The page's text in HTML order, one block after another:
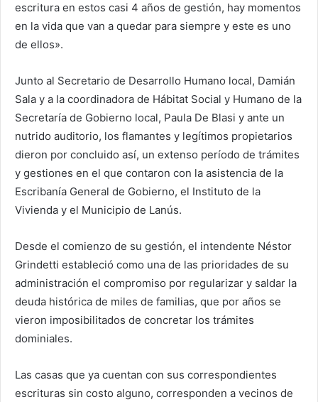
escritura en estos casi 4 años de gestión, hay momentos
en la vida que van a quedar para siempre y este es uno
de ellos».
Junto al Secretario de Desarrollo Humano local, Damián
Sala y a la coordinadora de Hábitat Social y Humano de la
Secretaría de Gobierno local, Paula De Blasi y ante un
nutrido auditorio, los flamantes y legítimos propietarios
dieron por concluido así, un extenso período de trámites
y gestiones en el que contaron con la asistencia de la
Escribanía General de Gobierno, el Instituto de la
Vivienda y el Municipio de Lanús.
Desde el comienzo de su gestión, el intendente Néstor
Grindetti estableció como una de las prioridades de su
administración el compromiso por regularizar y saldar la
deuda histórica de miles de familias, que por años se
vieron imposibilitados de concretar los trámites
dominiales.
Las casas que ya cuentan con sus correspondientes
escrituras sin costo alguno, corresponden a vecinos de